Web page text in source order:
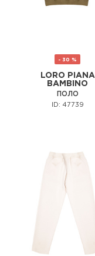
- 30 %
LORO PIANA
BAMBINO
ПОЛО
ID: 47739